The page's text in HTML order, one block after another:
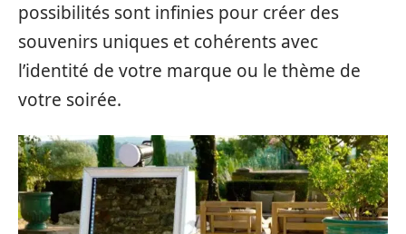
possibilités sont infinies pour créer des
souvenirs uniques et cohérents avec
l’identité de votre marque ou le thème de
votre soirée.